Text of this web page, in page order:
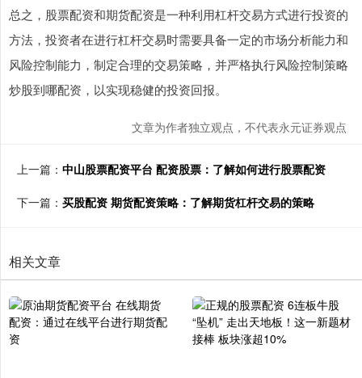
总之，股票配资和期货配资是一种利用杠杆交易方式进行投资的
方法，投资者在进行杠杆交易时需要具备一定的市场分析能力和
风险控制能力，制定合理的交易策略，并严格执行风险控制策略
炒股到哪配资，以实现稳健的投资回报。
文章为作者独立观点，不代表永元证券观点
上一篇： 中山股票配资平台 配资股票：了解如何进行股票配资
下一篇： 买股配资 期货配资策略：了解期货杠杆交易的策略
相关文章